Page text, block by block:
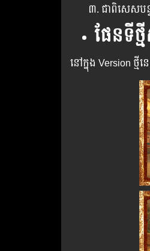
៣. ជាពិសេសបន្
ផែនទីថ្
នៅក្នុង Version ថ្មី​